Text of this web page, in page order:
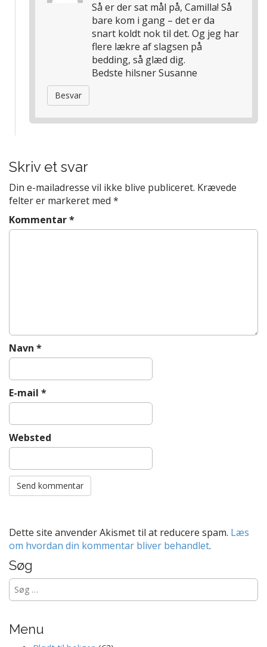
Så er der sat mål på, Camilla! Så
bare kom i gang – det er da
snart koldt nok til det. Og jeg har
flere lækre af slagsen på
bedding, så glæd dig.
Bedste hilsner Susanne
Besvar
Skriv et svar
Din e-mailadresse vil ikke blive publiceret. Krævede
felter er markeret med *
Kommentar*
Navn *
E-mail *
Websted
Dette site anvender Akismet til at reducere spam. Læs
om hvordan din kommentar bliver behandlet.
Søg
Søg
efter:
Menu